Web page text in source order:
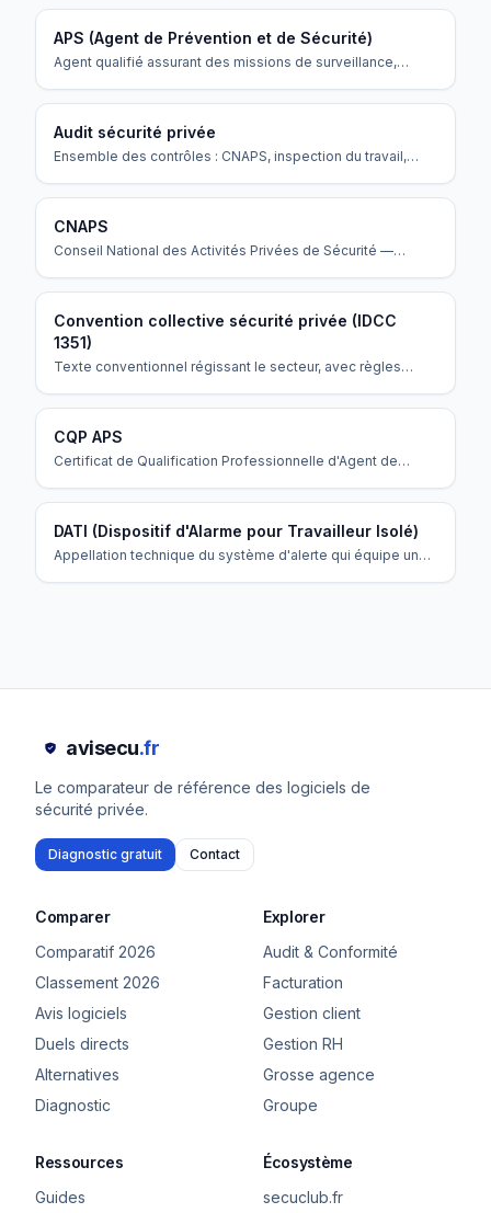
APS (Agent de Prévention et de Sécurité)
Agent qualifié assurant des missions de surveillance,
Audit sécurité privée
Ensemble des contrôles : CNAPS, inspection du travail,
CNAPS
Conseil National des Activités Privées de Sécurité —
Convention collective sécurité privée (IDCC
1351)
Texte conventionnel régissant le secteur, avec règles
CQP APS
Certificat de Qualification Professionnelle d'Agent de
DATI (Dispositif d'Alarme pour Travailleur Isolé)
Appellation technique du système d'alerte qui équipe un
avisecu.fr
Le comparateur de référence des logiciels de
sécurité privée.
Diagnostic gratuit Contact
Comparer
Comparatif 2026
Classement 2026
Avis logiciels
Duels directs
Alternatives
Diagnostic
Explorer
Audit & Conformité
Facturation
Gestion client
Gestion RH
Grosse agence
Groupe
Ressources
Guides
Écosystème
secuclub.fr